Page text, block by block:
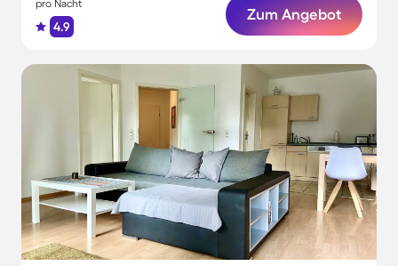
pro Nacht
4.9
Zum Angebot